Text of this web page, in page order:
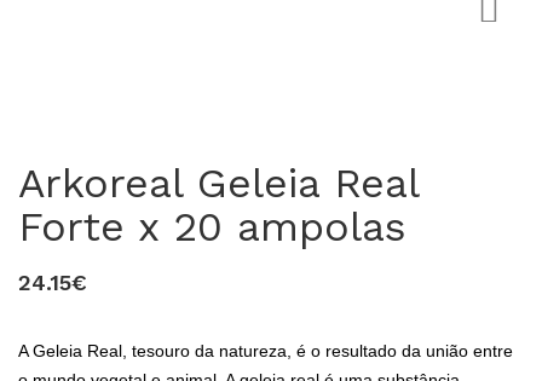
Arkoreal Geleia Real
Forte x 20 ampolas
24.15€
A Geleia Real, tesouro da natureza, é o resultado da união entre